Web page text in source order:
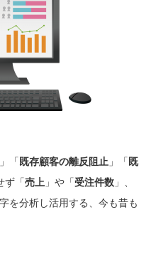
」「 既存顧客の離反阻止 」「 既
ず「売上 」や「受注件数 」、
を分析し活用する、今も昔も